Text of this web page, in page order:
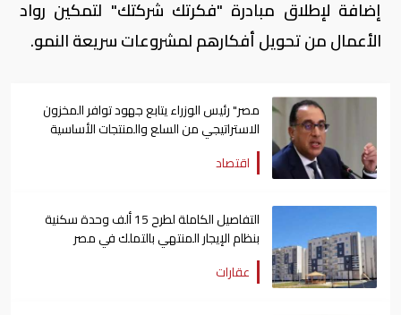
إضافة لإطلاق مبادرة "فكرتك شركتك" لتمكين رواد
الأعمال من تحويل أفكارهم لمشروعات سريعة النمو.
مصر" رئيس الوزراء يتابع جهود توافر المخزون
الاستراتيجي من السلع والمنتجات الأساسية
اقتصاد
التفاصيل الكاملة لطرح 15 ألف وحدة سكنية
بنظام الإيجار المنتهي بالتملك في مصر
عقارات